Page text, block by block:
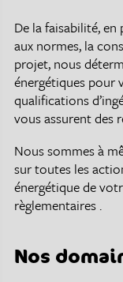
De la faisabilité,
aux normes, la
projet, nous
énergétiques pour
qualifications
vous assurent des
Nous sommes à
sur toutes les
énergétique de
règlementaires .
Nos